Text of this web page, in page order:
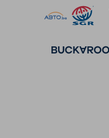
français,
choisissez
langue